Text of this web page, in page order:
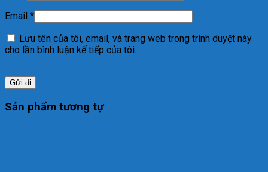
Email *
Lưu tên của tôi, email, và trang web trong trình duyệt này
cho lần bình luận kế tiếp của tôi.
Sản phẩm tương tự